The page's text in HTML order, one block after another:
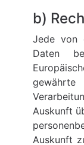
b)
Jede von
Daten
Auskunft
Auskunft